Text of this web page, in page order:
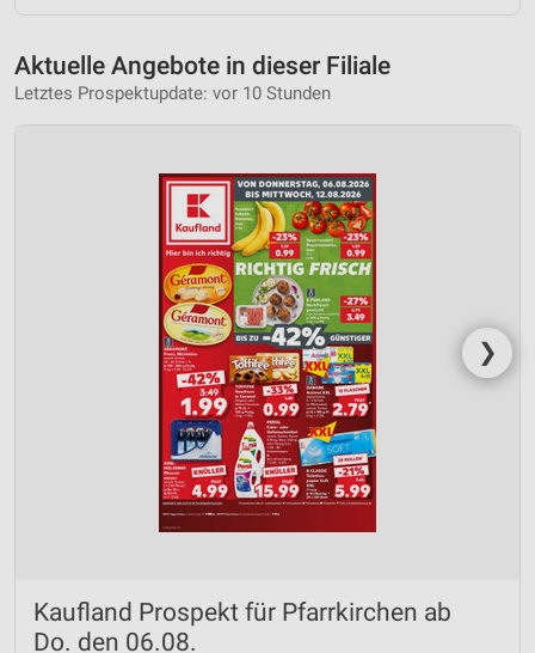
Aktuelle Angebote in dieser Filiale
Letztes Prospektupdate: vor 10 Stunden
❯
Kaufland Prospekt für Pfarrkirchen ab
Do. den 06.08.